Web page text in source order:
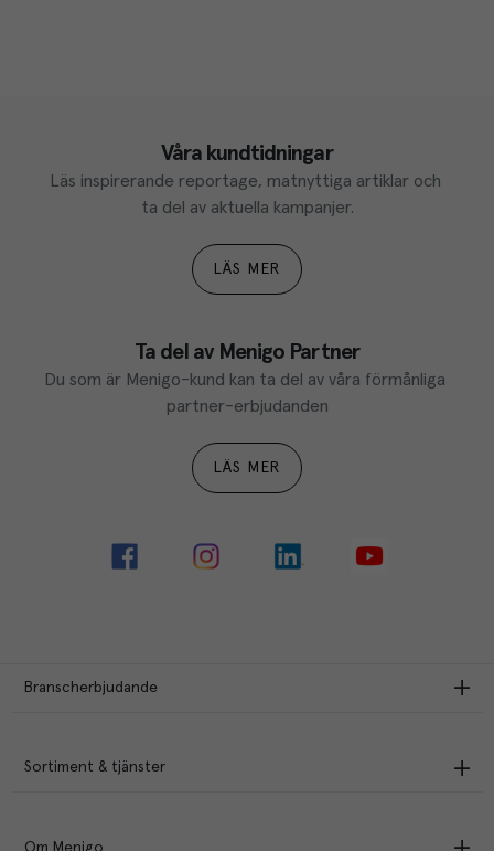
Våra kundtidningar
Läs inspirerande reportage, matnyttiga artiklar och
ta del av aktuella kampanjer.
LÄS MER
Ta del av Menigo Partner
Du som är Menigo-kund kan ta del av våra förmånliga
partner-erbjudanden
LÄS MER
Branscherbjudande
Sortiment & tjänster
Om Menigo